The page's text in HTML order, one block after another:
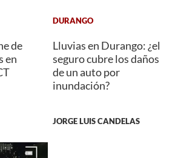
de
en
DURANGO
Lluvias en Durango: ¿el
seguro cubre los daños
de un auto por
inundación?
JORGE LUIS CANDELAS